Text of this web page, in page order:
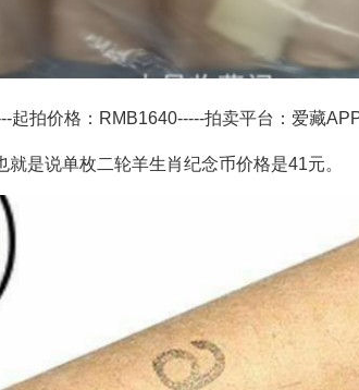
拍价格：RMB1640-----拍卖平台：爱藏
是说单枚二轮羊生肖纪念币价格是41元。